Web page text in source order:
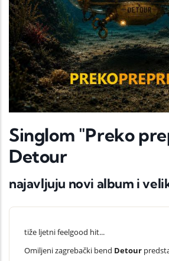
Singlom "Preko
Detour
najavljuju novi album i
tiže ljetni feelgood hit...
Omiljeni zagrebački bend Detour